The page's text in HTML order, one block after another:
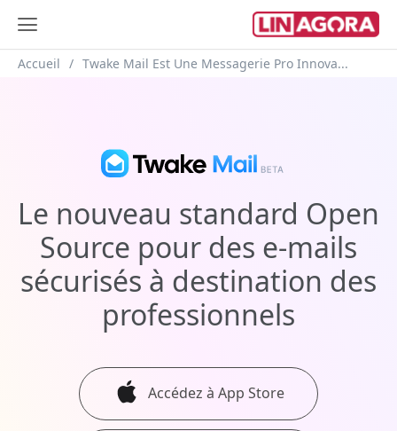
Fil d'Ariane
Accueil Twake Mail Est Une Messagerie Pro Innova...
Le nouveau standard Open
Source pour des e-mails
sécurisés à destination des
professionnels
Accédez à App Store